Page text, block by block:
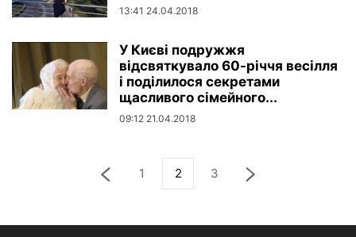
13:41 24.04.2018
У Києві подружжя
відсвяткувало 60-річчя весілля
і поділилося секретами
щасливого сімейного...
09:12 21.04.2018
1 2 3